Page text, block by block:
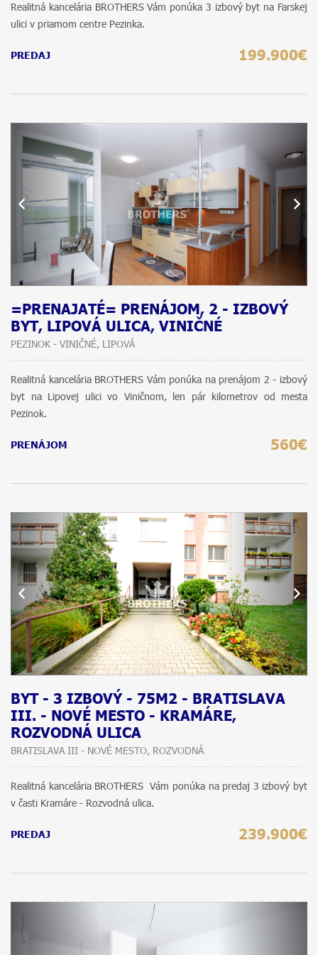
Realitná kancelária BROTHERS Vám ponúka 3 izbový byt na Farskej
ulici v priamom centre Pezinka.
PREDAJ 199.900€
=PRENAJATÉ= PRENÁJOM, 2 - IZBOVÝ
BYT, LIPOVÁ ULICA, VINIČNÉ
PEZINOK - VINIČNÉ, LIPOVÁ
Realitná kancelária BROTHERS Vám ponúka na prenájom 2 - izbový
byt na Lipovej ulici vo Viničnom, len pár kilometrov od mesta
Pezinok.
PRENÁJOM 560€
BYT - 3 IZBOVÝ - 75M2 - BRATISLAVA
III. - NOVÉ MESTO - KRAMÁRE,
ROZVODNÁ ULICA
BRATISLAVA III - NOVÉ MESTO, ROZVODNÁ
Realitná kancelária BROTHERS Vám ponúka na predaj 3 izbový byt
v časti Kramáre - Rozvodná ulica.
PREDAJ 239.900€